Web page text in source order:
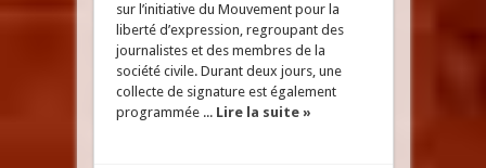
sur l’initiative du Mouvement pour la
liberté d’expression, regroupant des
journalistes et des membres de la
société civile. Durant deux jours, une
collecte de signature est également
programmée ... Lire la suite »